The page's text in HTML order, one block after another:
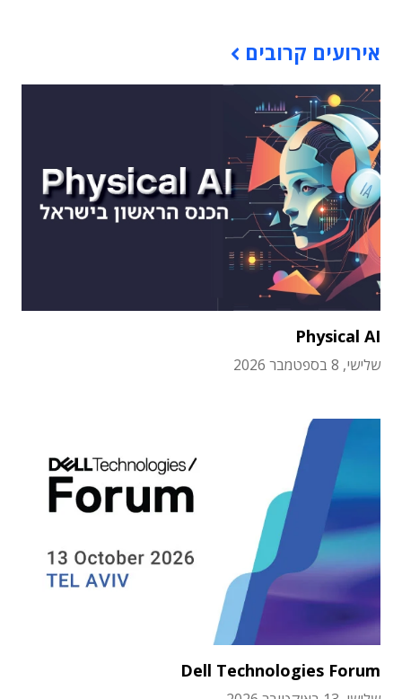
אירועים קרובים
Physical AI
שלישי, 8 בספטמבר 2026
Dell Technologies Forum